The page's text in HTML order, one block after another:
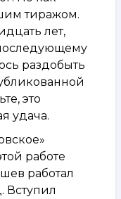
тиражом.
лет,
раздобыть
это
удача.
работе
работал
Вступил